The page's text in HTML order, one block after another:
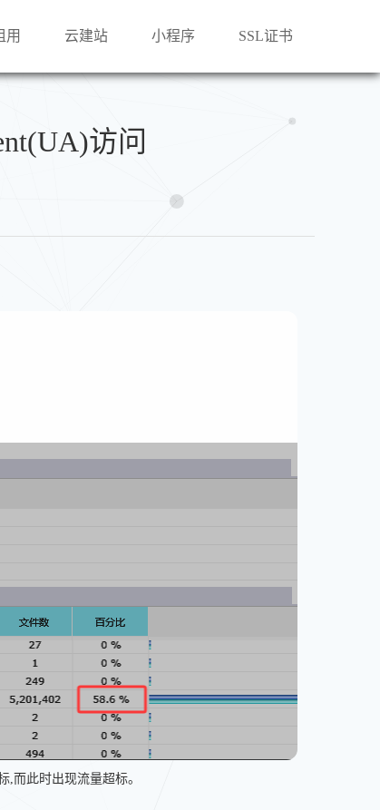
用 云建站 小程序 SSL证书
访问
,而此时出现流量超标。